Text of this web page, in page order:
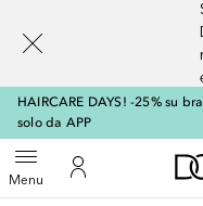
HAIRCARE DAYS! -25% su
solo da APP
MenuApri menuAl Mio Account
Torna indietro
Esegui ricerca